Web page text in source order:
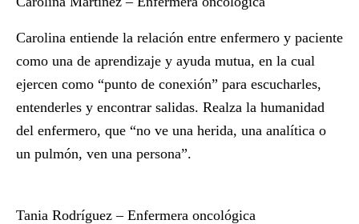
Carolina entiende la relación entre enfermero y paciente
como una de aprendizaje y ayuda mutua, en la cual
ejercen como “punto de conexión” para escucharles,
entenderles y encontrar salidas. Realza la humanidad
del enfermero, que “no ve una herida, una analítica o
un pulmón, ven una persona”.
Tania Rodríguez – Enfermera oncológica